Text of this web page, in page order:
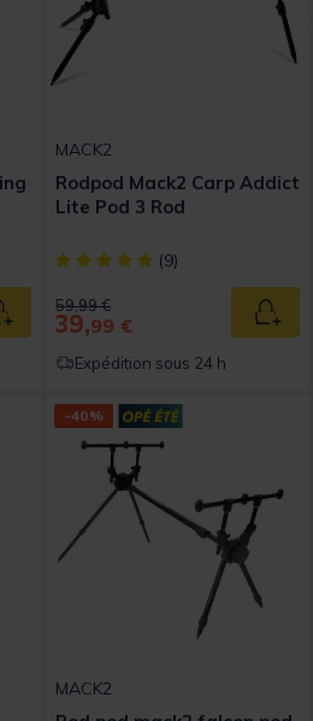
Rating
au panier
MACK2
Rodpod Mack2 Carp Addict
Lite Pod 3 Rod
[object Object] out of 5
(9)
Price reduced from
59,99 €to
39,99 €
Expédition sous 24 h
-40%
MACK2